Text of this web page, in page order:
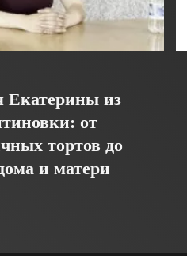
Екатерины из
от
тортов до
и матери